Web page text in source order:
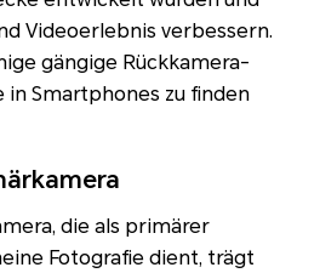
Videoerlebnis verbessern.
gängige Rückkamera-
in Smartphones zu finden
die als primärer
Fotografie dient, trägt